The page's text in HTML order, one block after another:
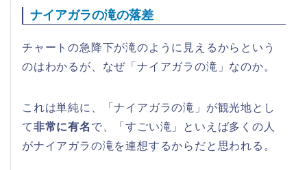
ナイアガラの滝の落差
チャートの急降下が滝のように見えるからという
のはわかるが、なぜ「ナイアガラの滝」なのか。
これは単純に、「ナイアガラの滝」が観光地とし
て非常に有名 で、「すごい滝」といえば多くの人
がナイアガラの滝を連想するからだと思われる。